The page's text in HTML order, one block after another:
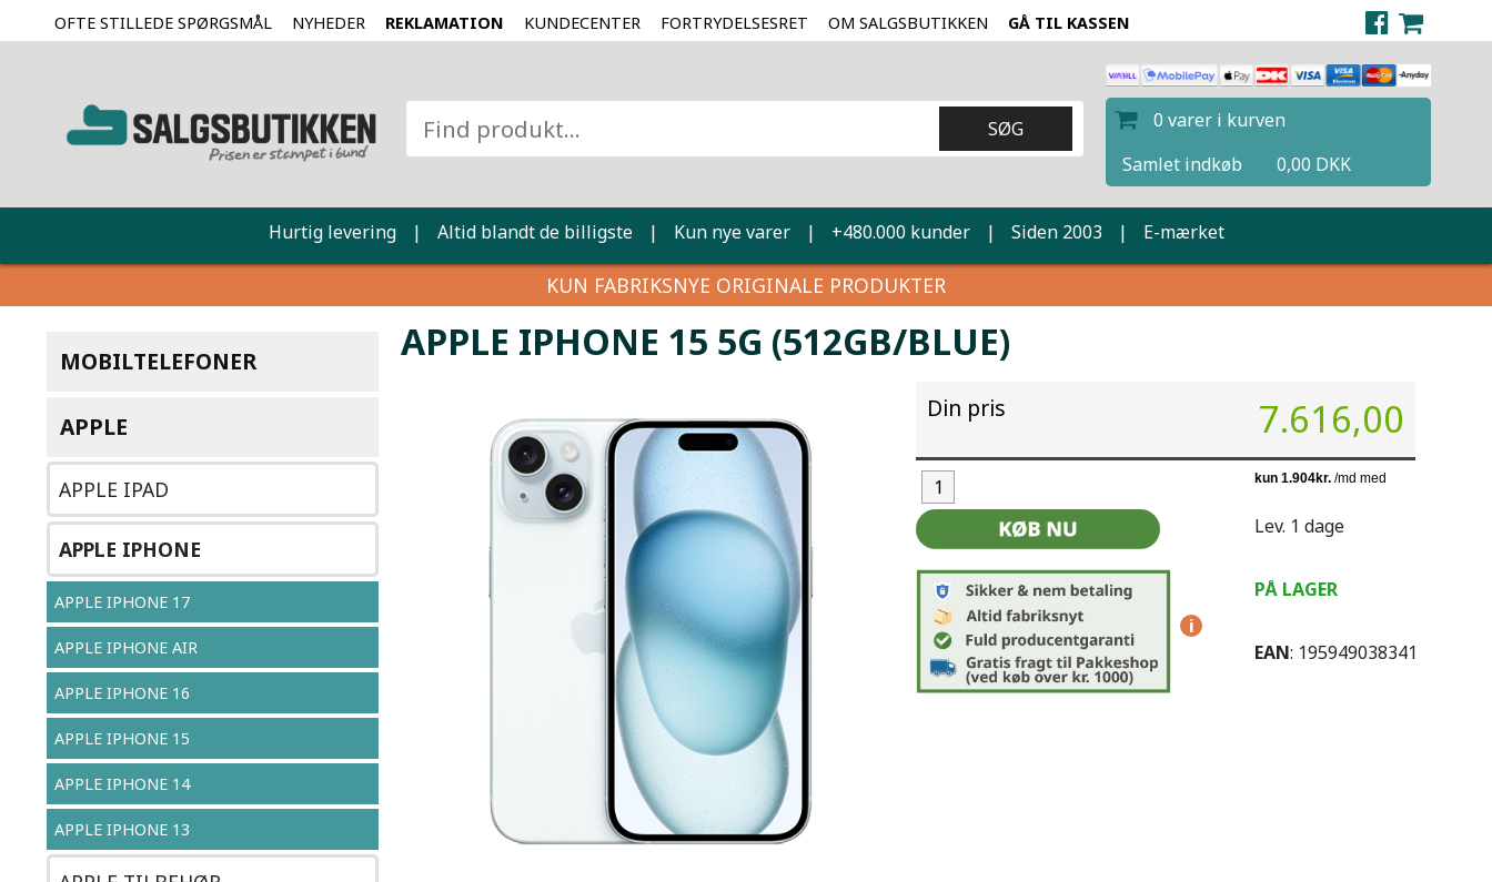
OFTE STILLEDE SPØRGSMÅL NYHEDER REKLAMATION KUNDECENTER FORTRYDELSESRET OM SALGSBUTIKKEN GÅ TIL KASSEN
0 varer i kurven
Samlet indkøb
0,00 DKK
Hurtig levering | Altid blandt de billigste | Kun nye varer | +480.000 kunder | Siden 2003 | E-mærket
KUN FABRIKSNYE ORIGINALE PRODUKTER
MOBILTELEFONER
APPLE
APPLE IPAD
APPLE IPHONE
APPLE IPHONE 17
APPLE IPHONE AIR
APPLE IPHONE 16
APPLE IPHONE 15
APPLE IPHONE 14
APPLE IPHONE 13
APPLE IPHONE 15 5G (512GB/BLUE)
Din pris 7.616,00
i
Lev. 1 dage
PÅ LAGER
EAN: 195949038341